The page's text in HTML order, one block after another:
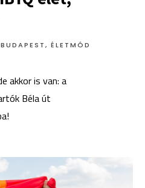
BUDAPEST, ÉLETMÓD
akkor is van: a
Béla út